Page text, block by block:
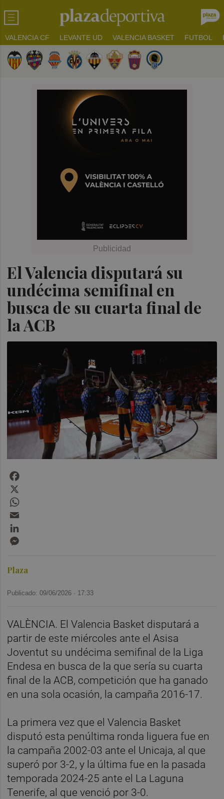
VALENCIA CF LEVANTE UD VALENCIA BASKET FUTBOL
El Valencia disputará su
undécima semifinal en
busca de su cuarta final de
la ACB
Plaza
Publicado: 09/06/2026 · 17:33
VALÈNCIA. El Valencia Basket disputará a
partir de este miércoles ante el Asisa
Joventut su undécima semifinal de la Liga
Endesa en busca de la que sería su cuarta
final de la ACB, competición que ha ganado
en una sola ocasión, la campaña 2016-17.
La primera vez que el Valencia Basket
disputó esta penúltima ronda liguera fue en
la campaña 2002-03 ante el Unicaja, al que
superó por 3-2, y la última fue en la pasada
temporada 2024-25 ante el La Laguna
Tenerife, al que venció por 3-0.